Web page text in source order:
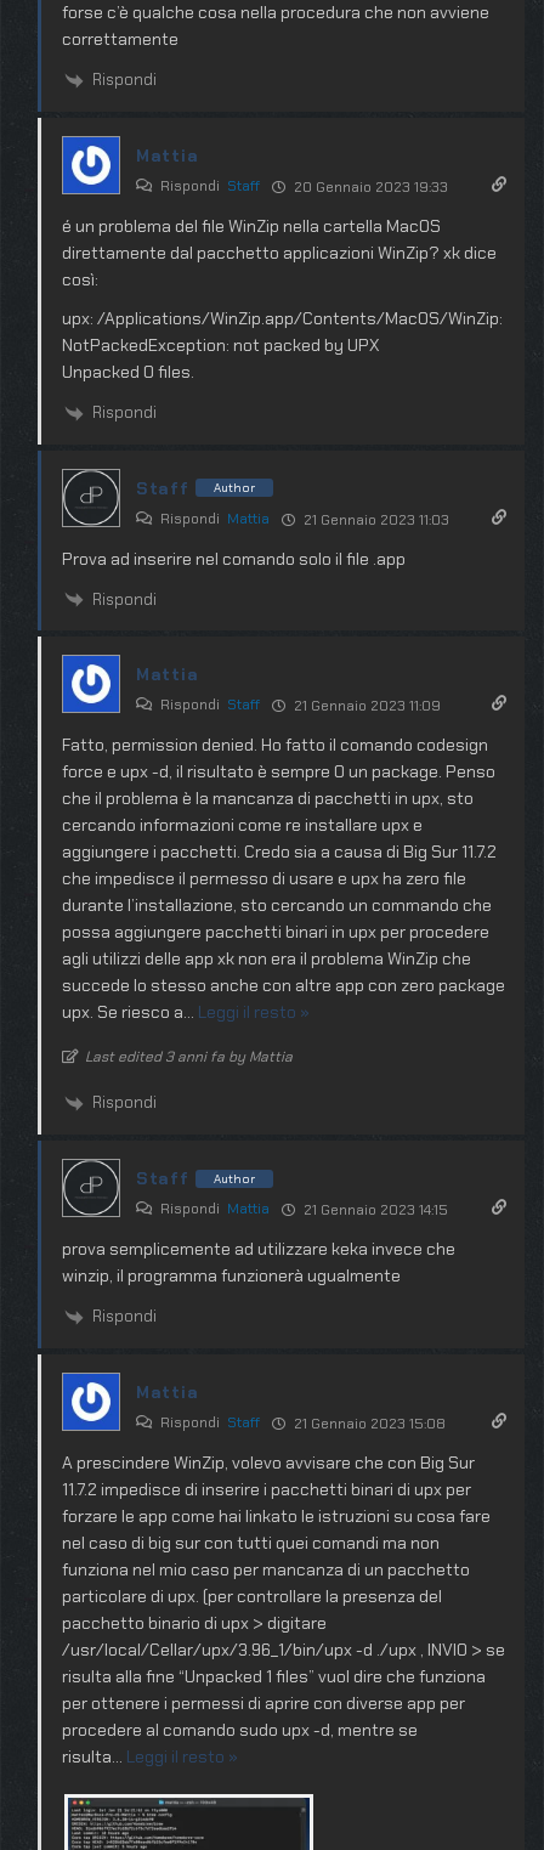
forse c’è qualche cosa nella procedura che non avviene
correttamente
Rispondi
Mattia
Rispondi Staff 20 Gennaio 2023 19:33
é un problema del file WinZip nella cartella MacOS
direttamente dal pacchetto applicazioni WinZip? xk dice
così:
upx: /Applications/WinZip.app/Contents/MacOS/WinZip:
NotPackedException: not packed by UPX
Unpacked 0 files.
Rispondi
Staff Author
Rispondi Mattia 21 Gennaio 2023 11:03
Prova ad inserire nel comando solo il file .app
Rispondi
Mattia
Rispondi Staff 21 Gennaio 2023 11:09
Fatto, permission denied. Ho fatto il comando codesign
force e upx -d, il risultato è sempre 0 un package. Penso
che il problema è la mancanza di pacchetti in upx, sto
cercando informazioni come re installare upx e
aggiungere i pacchetti. Credo sia a causa di Big Sur 11.7.2
che impedisce il permesso di usare e upx ha zero file
durante l’installazione, sto cercando un commando che
possa aggiungere pacchetti binari in upx per procedere
agli utilizzi delle app xk non era il problema WinZip che
succede lo stesso anche con altre app con zero package
upx. Se riesco a… Leggi il resto »
Last edited 3 anni fa by Mattia
Rispondi
Staff Author
Rispondi Mattia 21 Gennaio 2023 14:15
prova semplicemente ad utilizzare keka invece che
winzip, il programma funzionerà ugualmente
Rispondi
Mattia
Rispondi Staff 21 Gennaio 2023 15:08
A prescindere WinZip, volevo avvisare che con Big Sur
11.7.2 impedisce di inserire i pacchetti binari di upx per
forzare le app come hai linkato le istruzioni su cosa fare
nel caso di big sur con tutti quei comandi ma non
funziona nel mio caso per mancanza di un pacchetto
particolare di upx. (per controllare la presenza del
pacchetto binario di upx > digitare
/usr/local/Cellar/upx/3.96_1/bin/upx -d ./upx , INVIO > se
risulta alla fine “Unpacked 1 files” vuol dire che funziona
per ottenere i permessi di aprire con diverse app per
procedere al comando sudo upx -d, mentre se
risulta… Leggi il resto »